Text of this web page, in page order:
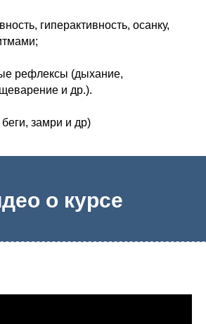
гиперактивность, осанку,
рефлексы (дыхание,
и др.).
замри и др)
о курсе